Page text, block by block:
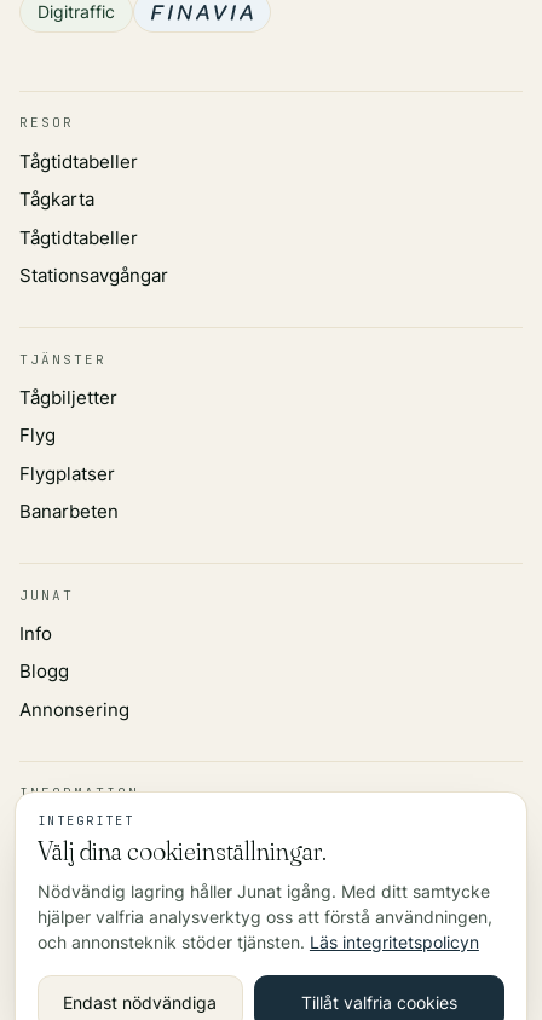
Digitraffic
RESOR
Tågtidtabeller
Tågkarta
Tågtidtabeller
Stationsavgångar
TJÄNSTER
Tågbiljetter
Flyg
Flygplatser
Banarbeten
JUNAT
Info
Blogg
Annonsering
INFORMATION
Integritetspolicy
Datakälla
Kontakt
©2026
INTEGRITET
Välj dina cookieinställningar.
Nödvändig lagring håller Junat igång. Med ditt samtycke
hjälper valfria analysverktyg oss att förstå användningen,
och annonsteknik stöder tjänsten. Läs integritetspolicyn
Endast nödvändiga Tillåt valfria cookies